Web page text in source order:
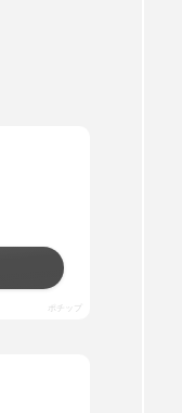
ポチップ